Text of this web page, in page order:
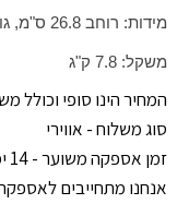
מידות: רוחב 26.8 ס"מ, גובה 32.8 ס"מ, עומק 32.2
משקל: 7.8 ק"ג
המחיר הינו סופי וכולל
סוג משלוח - אווירי
זמן אספקה משוער - 14 ימי עסקים
אנחנו מתחייבים